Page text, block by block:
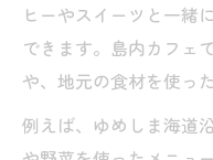
ヒーやスイーツと一緒
できます。島内カフェ
や、地元の食材を使っ
例えば、ゆめしま海道